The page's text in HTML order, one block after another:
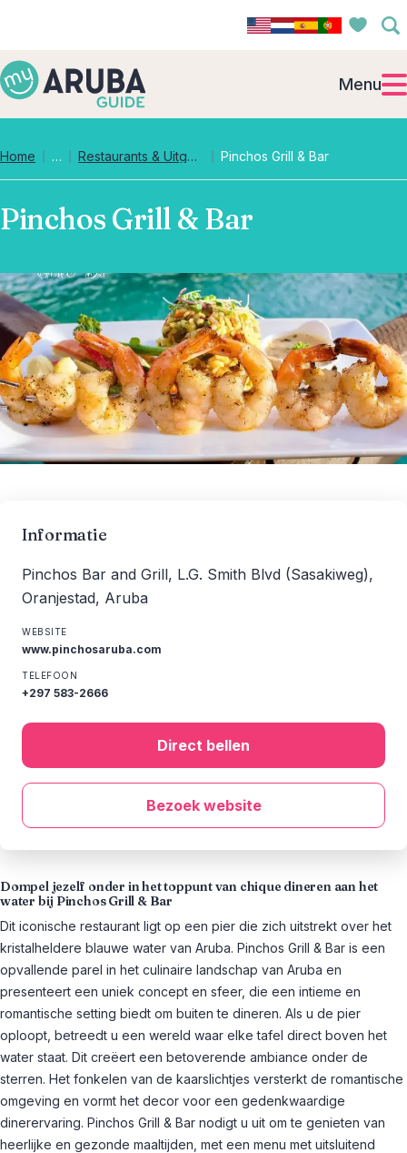
Menu
Home … Collapsed breadcrumb levels
Restaurants & Uitgaan Pinchos Grill & Bar
Pinchos Grill & Bar
Dompel jezelf onder in het toppunt van chique dineren aan het
water bij Pinchos Grill & Bar
Dit iconische restaurant ligt op een pier die zich uitstrekt over het
kristalheldere blauwe water van Aruba. Pinchos Grill & Bar is een
opvallende parel in het culinaire landschap van Aruba en
presenteert een uniek concept en sfeer, die een intieme en
romantische setting biedt om buiten te dineren. Als u de pier
oploopt, betreedt u een wereld waar elke tafel direct boven het
water staat. Dit creëert een betoverende ambiance onder de
sterren. Het fonkelen van de kaarslichtjes versterkt de romantische
omgeving en vormt het decor voor een gedenkwaardige
dinerervaring. Pinchos Grill & Bar nodigt u uit om te genieten van
heerlijke en gezonde maaltijden, met een menu met uitsluitend
Informatie
Pinchos Bar and Grill, L.G. Smith Blvd (Sasakiweg),
Oranjestad, Aruba
WEBSITE
www.pinchosaruba.com
TELEFOON
+297 583-2666
Direct bellen
Bezoek website